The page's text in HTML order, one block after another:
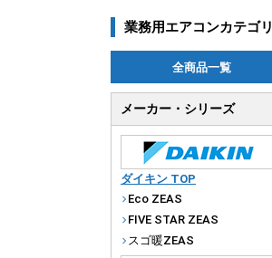
業務用エアコンカテゴリ
全商品一覧
メーカー・シリーズ
ダイキン TOP
Eco ZEAS
FIVE STAR ZEAS
スゴ暖ZEAS